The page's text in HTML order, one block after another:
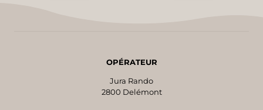
OPÉRATEUR
Jura Rando
2800 Delémont